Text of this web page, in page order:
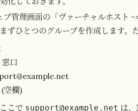
ブ管理画面の「ヴァーチャルホス
ずひとつのグループを作成します。
口
空欄)
こで support@example.net は、